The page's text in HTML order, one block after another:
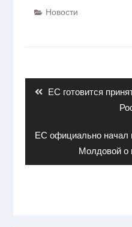
Новости
записям
Previous
ЕС готовится
Next
ЕС официально начал
Молдовой о